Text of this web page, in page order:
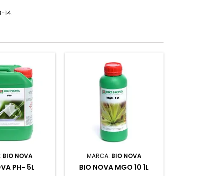
14.
BIO NOVA
PH- 5L
MARCA: BIO NOVA
BIO NOVA MGO 10 1L